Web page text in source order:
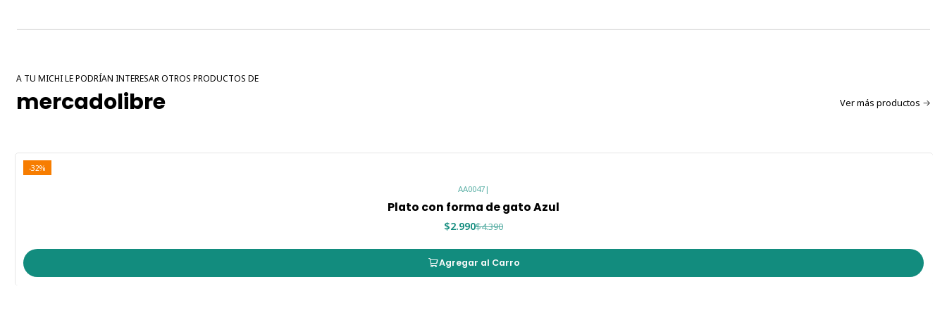
A TU MICHI LE PODRÍAN INTERESAR OTROS PRODUCTOS DE
mercadolibre Ver más productos
-32%
AA0047|
Plato con forma de gato Azul
$2.990$4.390
Agregar al Carro